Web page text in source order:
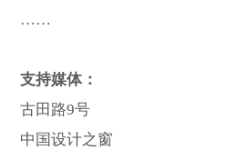
……
支持媒体：
古田路9号
中国设计之窗